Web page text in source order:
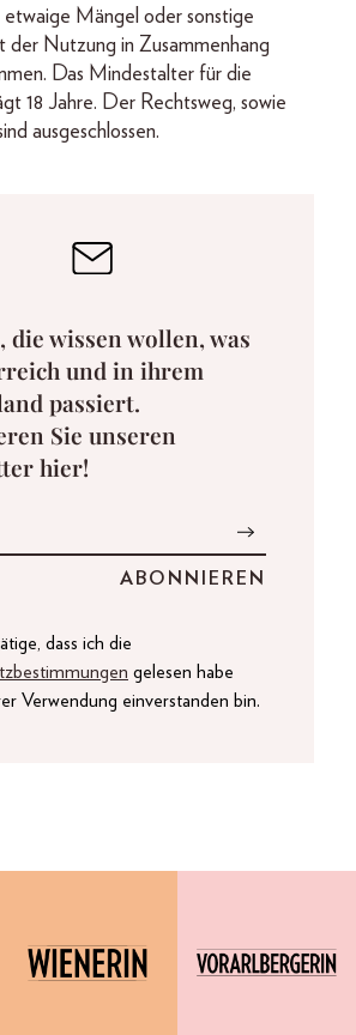
etwaige Mängel oder sonstige
der Nutzung in Zusammenhang
Das Mindestalter für die
18 Jahre. Der Rechtsweg, sowie
ausgeschlossen.
die wissen wollen, was
und in ihrem
passiert.
Sie unseren
hier!
dass ich die
gelesen habe
Verwendung einverstanden bin.